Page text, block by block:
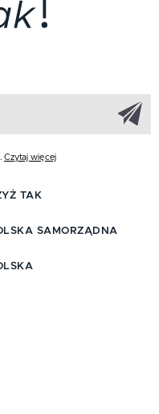
Czytaj więcej
TAK
SAMORZĄDNA